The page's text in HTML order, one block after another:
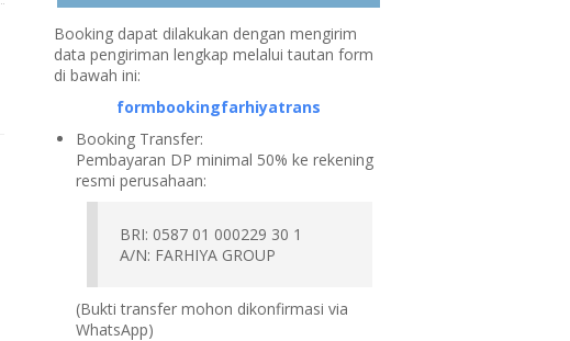
Booking dapat dilakukan dengan mengirim
data pengiriman lengkap melalui tautan form
di bawah ini:
formbookingfarhiyatrans
Booking Transfer:
Pembayaran DP minimal 50% ke rekening
resmi perusahaan:
BRI: 0587 01 000229 30 1
A/N: FARHIYA GROUP
(Bukti transfer mohon dikonfirmasi via
WhatsApp)